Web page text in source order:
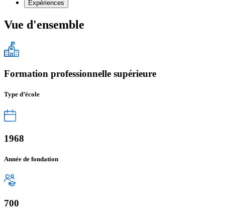
Expériences
Vue d'ensemble
Formation professionnelle supérieure
Type d’école
1968
Année de fondation
700